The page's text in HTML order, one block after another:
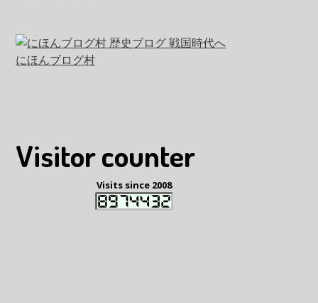
にほんブログ村
Visitor counter
Visits since 2008